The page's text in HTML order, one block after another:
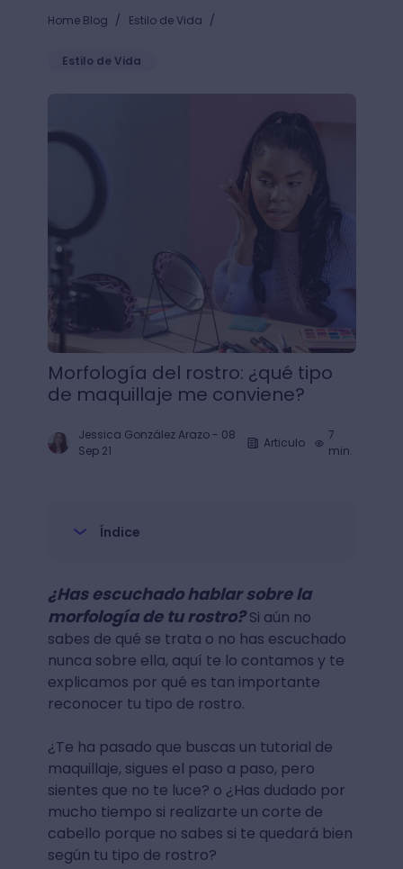
Home Blog / Estilo de Vida /
Estilo de Vida
Morfología del rostro: ¿qué tipo
de maquillaje me conviene?
Jessica González Arazo- 08
Sep 21
Articulo
7
min.
Índice
¿Has escuchado hablar sobre la
morfología de tu rostro?Si aún no
sabes de qué se trata o no has escuchado
nunca sobre ella, aquí te lo contamos y te
explicamos por qué es tan importante
reconocer tu tipo de rostro.
¿Te ha pasado que buscas un tutorial de
maquillaje, sigues el paso a paso, pero
sientes que no te luce? o ¿Has dudado por
mucho tiempo si realizarte un corte de
cabello porque no sabes si te quedará bien
según tu tipo de rostro?